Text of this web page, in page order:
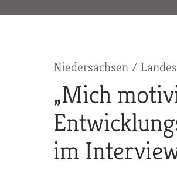
Pfadnavigation
Niedersachsen
„Mich
im